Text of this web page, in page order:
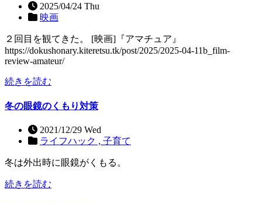
2025/04/24 Thu
映画
２回目を観てきた。 [映画]『アマチュア』
https://dokushonary.kiteretsu.tk/post/2025/2025-04-11b_film-
review-amateur/
続きを読む
冬の眼鏡のくもり対策
2021/12/29 Wed
ライフハック , 子育て
冬は外出時に眼鏡がくもる。
続きを読む